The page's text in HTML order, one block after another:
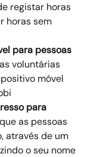
registar horas
horas sem
para pessoas
voluntárias
móvel
para
as pessoas
através de um
o seu nome